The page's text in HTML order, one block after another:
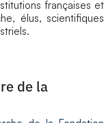
françaises et
élus, scientifiques
de la